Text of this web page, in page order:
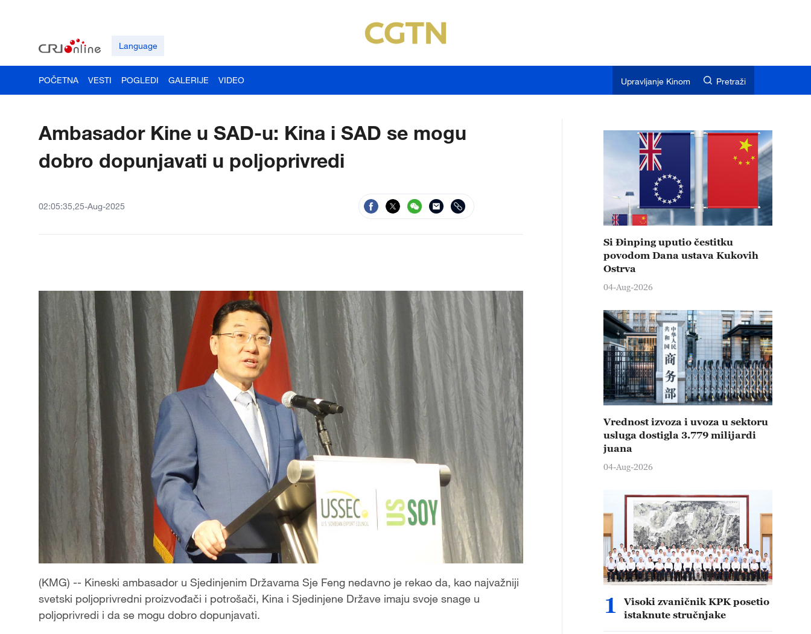
Language
POČETNA VESTI POGLEDI GALERIJE VIDEO Upravljanje Kinom Pretraži
Ambasador Kine u SAD-u: Kina i SAD se mogu
dobro dopunjavati u poljoprivredi
02:05:35,25-Aug-2025
(KMG) -- Kineski ambasador u Sjedinjenim Državama Sje Feng nedavno je rekao da, kao najvažniji
svetski poljoprivredni proizvođači i potrošači, Kina i Sjedinjene Države imaju svoje snage u
poljoprivredi i da se mogu dobro dopunjavati.
Si Đinping uputio čestitku
povodom Dana ustava Kukovih
Ostrva
04-Aug-2026
Vrednost izvoza i uvoza u sektoru
usluga dostigla 3.779 milijardi
juana
04-Aug-2026
1
Visoki zvaničnik KPK posetio
istaknute stručnjake